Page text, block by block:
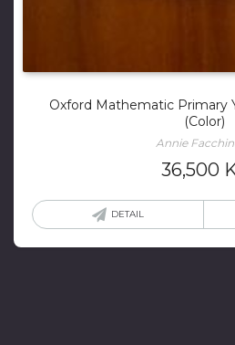
Oxford Mathematic Primary
(Color)
Annie
36,500
DETAIL